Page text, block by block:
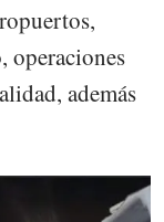
operaciones
además